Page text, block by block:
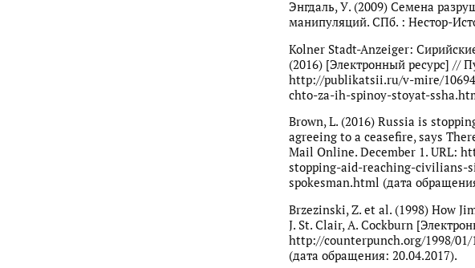
Энгдаль, У. (2009) Семена
манипуляций. СПб. : Нестор-
Kolner Stadt-Anzeiger:
(2016) [Электронный ресурс] //
http://publikatsii.ru/v-mire/
chto-za-ih-spinoy-stoyat-
Brown, L. (2016) Russia is
agreeing to a ceasefire, says
Mail Online. December 1. URL:
stopping-aid-reaching-civilians-
spokesman.html (дата
Brzezinski, Z. et al. (1998) How
J. St. Clair, A. Cockburn
http://counterpunch.org/1998/
(дата обращения: 20.04.2017).